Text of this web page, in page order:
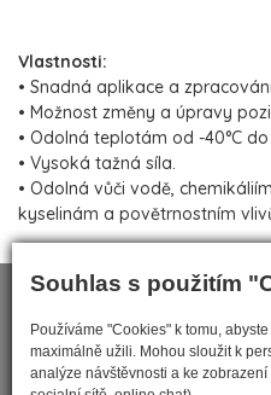
Souhlas s použitím
Používáme "Cookies" k tomu,
maximálně užili. Mohou sloužit k
analýze návštěvnosti a ke
Vlastnosti:
• Snadná aplikace a
• Možnost změny a úpravy
• Odolná teplotám od -40°C do
• Vysoká tažná síla.
• Odolná vůči vodě,
kyselinám a povětrnostním